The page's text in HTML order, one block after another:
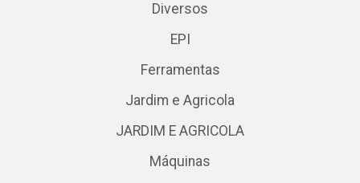
Diversos
EPI
Ferramentas
Jardim e Agricola
JARDIM E AGRICOLA
Máquinas